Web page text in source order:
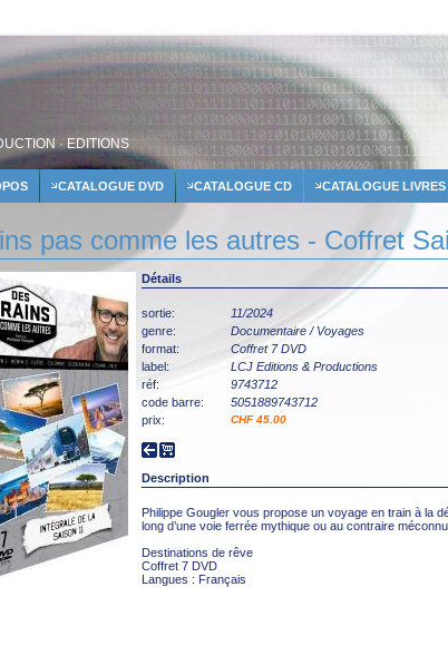
· EDITIONS
CATALOGUE DVD CATALOGUE CD CATALOGUE LIVRES
pas comme les autres - Coffret
Détails
sortie:
11/2024
genre:
Documentaire / Voyages
format:
Coffret 7 DVD
label:
LCJ Editions & Productions
réf:
9743712
code barre:
5051889743712
prix:
CHF 45.00
Description
Philippe Gougler vous propose un voyage en train à la
long d’une voie ferrée mythique ou au contraire
Destinations de rêve
Coffret 7 DVD
Langues : Français